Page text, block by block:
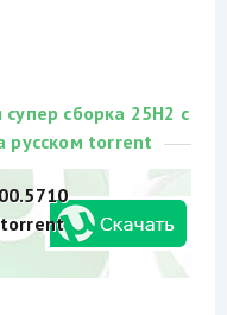
супер сборка 25H2 с
русском torrent